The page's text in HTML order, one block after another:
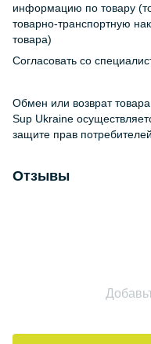
информацию по товару
товарно-транспортную
товара)
Согласовать со
Обмен или возврат
Sup Ukraine
защите прав
Отзывы